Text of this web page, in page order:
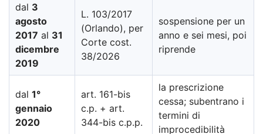
dal 3
agosto
2017 al 31
dicembre
2019
L. 103/2017
(Orlando), per
Corte cost.
38/2026
sospensione per un
anno e sei mesi, poi
riprende
dal 1°
gennaio
2020
art. 161-bis
c.p. + art.
344-bis c.p.p.
la prescrizione
cessa; subentrano i
termini di
improcedibilità